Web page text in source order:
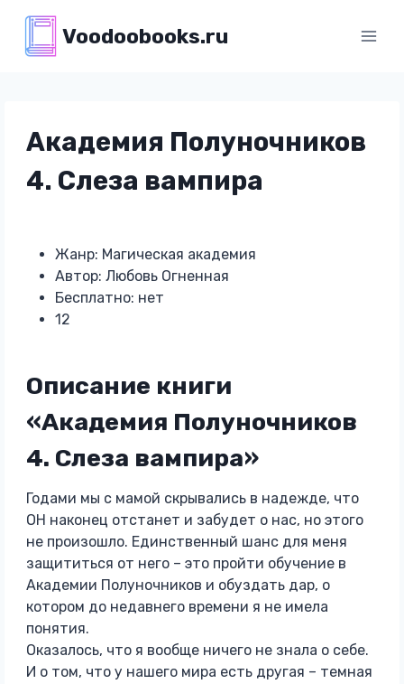
содержимому
Voodoobooks.ru
Академия Полуночников
4. Слеза вампира
Жанр: Магическая академия
Автор: Любовь Огненная
Бесплатно: нет
12
Описание книги
«Академия Полуночников
4. Слеза вампира»
Годами мы с мамой скрывались в надежде, что
ОН наконец отстанет и забудет о нас, но этого
не произошло. Единственный шанс для меня
защититься от него – это пройти обучение в
Академии Полуночников и обуздать дар, о
котором до недавнего времени я не имела
понятия.
Оказалось, что я вообще ничего не знала о себе.
И о том, что у нашего мира есть другая – темная